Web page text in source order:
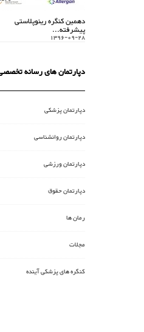
دهمین کنگره رینوپلاستی
پیشرفته...
1396-09-28
دپارتمان های رسانه
دپارتمان پزشکی
دپارتمان روانشناسی
دپارتمان ورزشی
دپارتمان حقوق
رمان ها
مجلات
کنگره های پزشکی آینده